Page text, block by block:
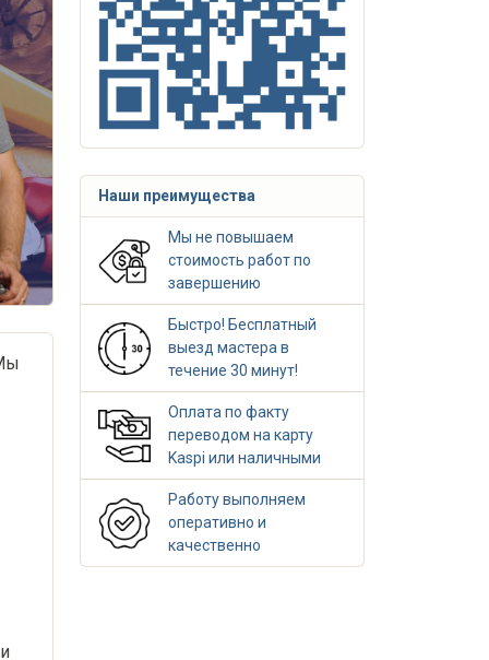
Наши преимущества
Мы не повышаем
стоимость работ по
завершению
Быстро! Бесплатный
выезд мастера в
течение 30 минут!
Оплата по факту
переводом на карту
Kaspi или наличными
Работу выполняем
оперативно и
качественно